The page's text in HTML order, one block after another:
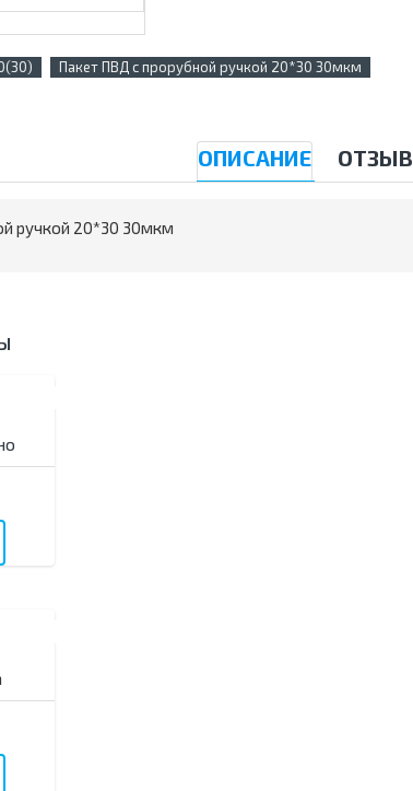
Пакет ПВД с прорубной ручкой 20*30 30мкм
ОПИСАНИЕ
ручкой 20*30 30мкм